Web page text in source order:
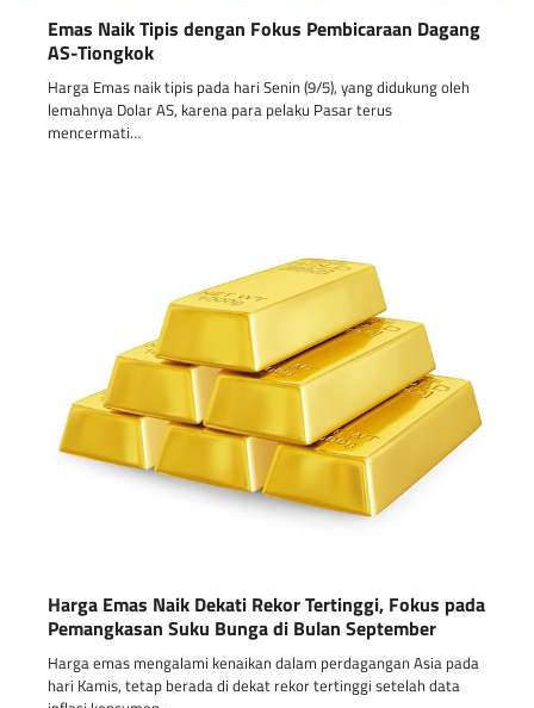
Emas Naik Tipis dengan Fokus Pembicaraan Dagang
AS-Tiongkok
Harga Emas naik tipis pada hari Senin (9/5), yang didukung oleh
lemahnya Dolar AS, karena para pelaku Pasar terus
mencermati…
Harga Emas Naik Dekati Rekor Tertinggi, Fokus pada
Pemangkasan Suku Bunga di Bulan September
Harga emas mengalami kenaikan dalam perdagangan Asia pada
hari Kamis, tetap berada di dekat rekor tertinggi setelah data